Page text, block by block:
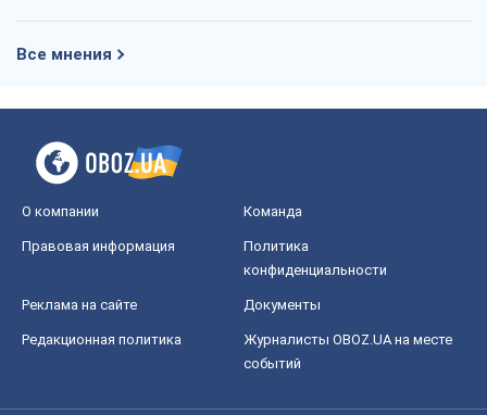
Все мнения
О компании Команда
Правовая информация
Политика
конфиденциальности
Реклама на сайте Документы
Редакционная политика
Журналисты OBOZ.UA на месте
событий